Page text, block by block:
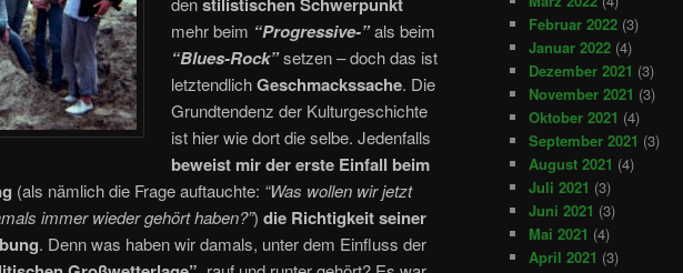
mehr beim “Progressive-”als beim
“Blues-Rock”setzen – doch das ist
letztendlichGeschmackssache. Die
Grundtendenz der Kulturgeschichte
ist hier wie dort die selbe. Jedenfalls
beweist mir der erste Einfall beim
(als nämlich die Frage auftauchte: “Was wollen wir jetzt
immer wieder gehört haben?”) die Richtigkeit seiner
. Denn was haben wir damals, unter dem Einfluss der
Februar 2022 (3)
Januar 2022 (4)
Dezember 2021 (3)
November 2021 (3)
Oktober 2021 (4)
September 2021 (3)
August 2021 (4)
Juli 2021 (3)
Juni 2021 (3)
Mai 2021 (4)
April 2021 (3)